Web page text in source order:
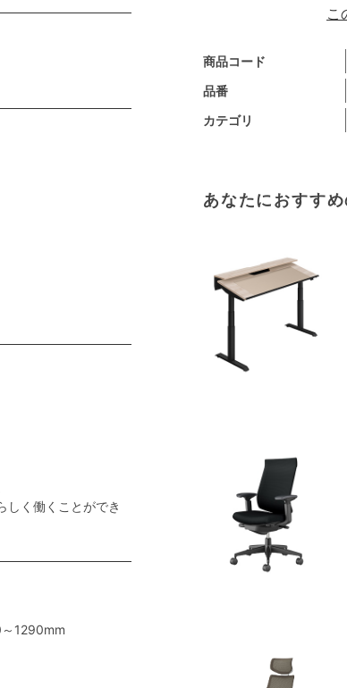
しく働くことができ
1290mm
商品コード
品番
カテゴリ
あなたにおすす
こ